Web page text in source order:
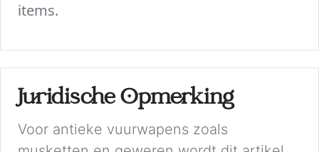
items.
Juridische Opmerking
Voor antieke vuurwapens zoals